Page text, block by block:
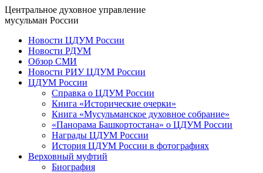
Центральное духовное управление
мусульман России
Новости ЦДУМ России
Новости РДУМ
Обзор СМИ
Новости РИУ ЦДУМ России
ЦДУМ России
Справка о ЦДУМ России
Книга «Исторические очерки»
Книга «Мусульманское духовное собрание»
«Панорама Башкортостана» о ЦДУМ России
Награды ЦДУМ России
История ЦДУМ России в фотографиях
Верховный муфтий
Биография